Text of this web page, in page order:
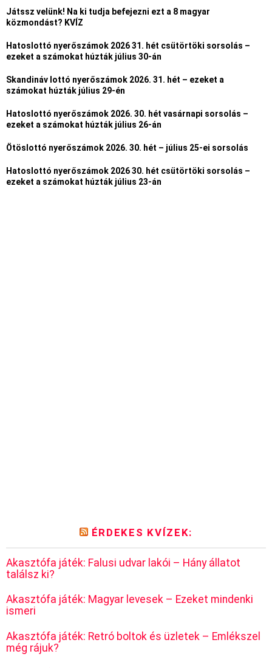
Játssz velünk! Na ki tudja befejezni ezt a 8 magyar
közmondást? KVÍZ
Hatoslottó nyerőszámok 2026 31. hét csütörtöki sorsolás –
ezeket a számokat húzták július 30-án
Skandináv lottó nyerőszámok 2026. 31. hét – ezeket a
számokat húzták július 29-én
Hatoslottó nyerőszámok 2026. 30. hét vasárnapi sorsolás –
ezeket a számokat húzták július 26-án
Ötöslottó nyerőszámok 2026. 30. hét – július 25-ei sorsolás
Hatoslottó nyerőszámok 2026 30. hét csütörtöki sorsolás –
ezeket a számokat húzták július 23-án
ÉRDEKES KVÍZEK:
Akasztófa játék: Falusi udvar lakói – Hány állatot
találsz ki?
Akasztófa játék: Magyar levesek – Ezeket mindenki
ismeri
Akasztófa játék: Retró boltok és üzletek – Emlékszel
még rájuk?